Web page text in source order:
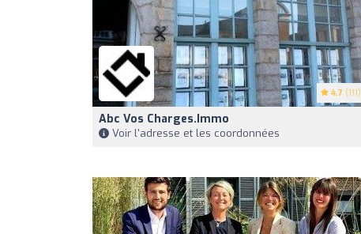
4.7 (111)
Abc Vos Charges.immo
Voir l'adresse et les coordonnées